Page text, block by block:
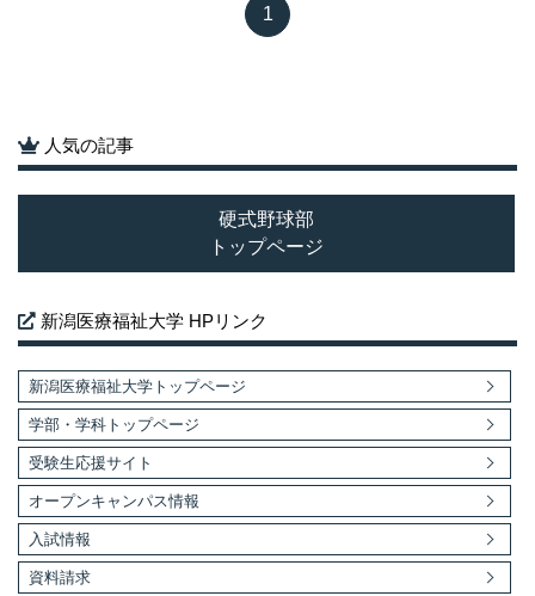
1
人気の記事
硬式野球部
トップページ
新潟医療福祉大学 HPリンク
新潟医療福祉大学トップページ
学部・学科トップページ
受験生応援サイト
オープンキャンパス情報
入試情報
資料請求